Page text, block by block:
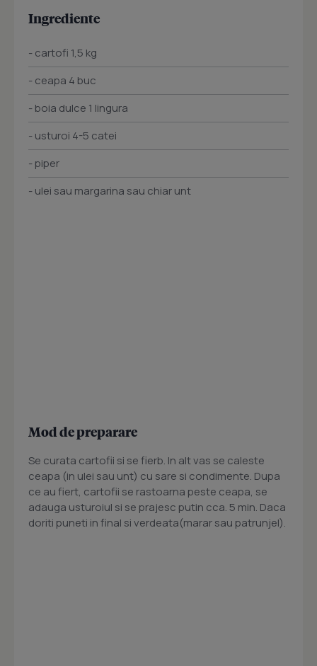
Ingrediente
- cartofi 1,5 kg
- ceapa 4 buc
- boia dulce 1 lingura
- usturoi 4-5 catei
- piper
- ulei sau margarina sau chiar unt
Mod de preparare
Se curata cartofii si se fierb. In alt vas se caleste
ceapa (in ulei sau unt) cu sare si condimente. Dupa
ce au fiert, cartofii se rastoarna peste ceapa, se
adauga usturoiul si se prajesc putin cca. 5 min. Daca
doriti puneti in final si verdeata(marar sau patrunjel).